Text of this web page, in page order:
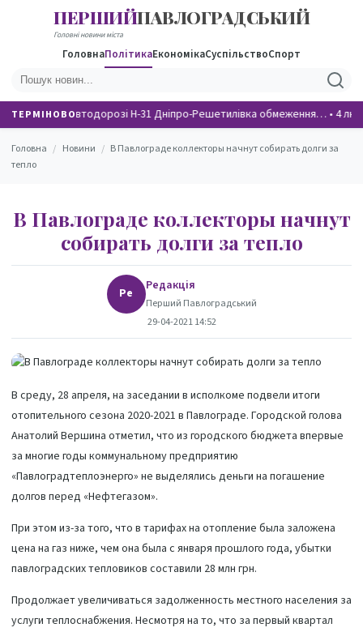
ПЕРШИЙПАВЛОГРАДСЬКИЙ
Головні новини міста
ГоловнаПолітикаЕкономікаСуспільствоСпорт
ТЕРМІНОВОНа автодорозі Н-31 Дніпро-Решетилівка обмеження… •4
Головна / Новини / В Павлограде коллекторы начнут собирать долги за
тепло
В Павлограде коллекторы начнут
собирать долги за тепло
Ре Редакція
Перший Павлоградський
29-04-2021 14:52
В среду, 28 апреля, на заседании в исполкоме подвели итоги
отопительного сезона 2020-2021 в Павлограде. Городской голова
Анатолий Вершина отметил, что из городского бюджета впервые
за многие годы коммунальному предприятию
«Павлоградтеплоэнерго» не выделялись деньги на погашение
долгов перед «Нефтегазом».
При этом из-за того, что в тарифах на отопление была заложена
цена на газ ниже, чем она была с января прошлого года, убытки
павлоградских тепловиков составили 28 млн грн.
Продолжает увеличиваться задолженность местного населения за
услуги теплоснабжения. Несмотря на то, что за первый квартал